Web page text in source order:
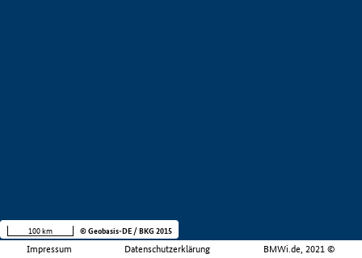
Impressum Datenschutzerklärung BMWi.de, 2021 ©
100 km © Geobasis-DE / BKG 2015